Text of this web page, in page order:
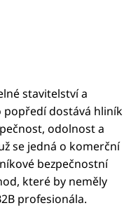
stavitelství a
popředí dostává hliník
odolnost a
se jedná o komerční
bezpečnostní
které by neměly
profesionála.